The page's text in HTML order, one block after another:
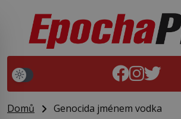
Domů Genocida jménem vodka